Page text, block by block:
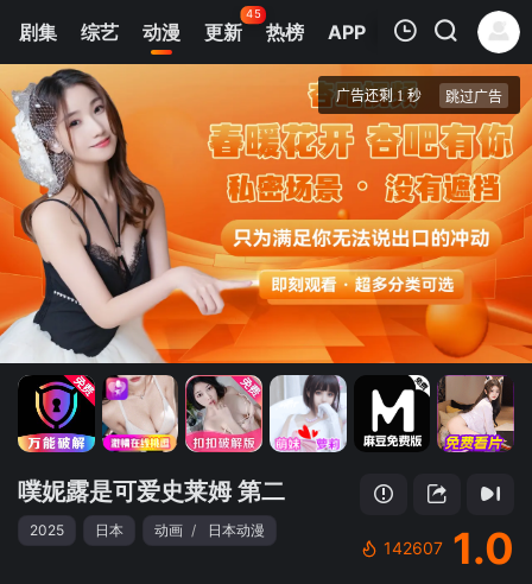
剧集 综艺 动漫 更新
45
热榜 APP
第1集
噗妮露是可爱史莱姆 第二季
清空
噗妮露是可爱史莱姆 第二
2025 日本 动画 / 日本动漫
142607 1.0